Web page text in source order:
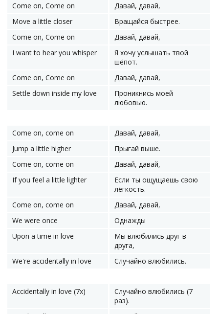
Come on, Come on
Давай, давай,
Move a little closer
Вращайся быстрее.
Come on, Come on
Давай, давай,
I want to hear you whisper
Я хочу услышать твой
шёпот.
Come on, Come on
Давай, давай,
Settle down inside my love
Проникнись моей
любовью.
Come on, come on
Давай, давай,
Jump a little higher
Прыгай выше.
Come on, come on
Давай, давай,
If you feel a little lighter
Если ты ощущаешь свою
лёгкость.
Come on, come on
Давай, давай,
We were once
Однажды
Upon a time in love
Мы влюбились друг в
друга,
We're accidentally in love
Случайно влюбились.
Accidentally in love (7x)
Случайно влюбились (7
раз).